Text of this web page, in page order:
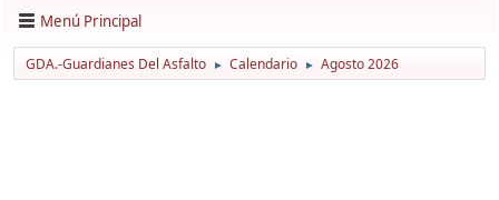
Menú Principal
GDA.-Guardianes Del Asfalto ► Calendario ► Agosto 2026